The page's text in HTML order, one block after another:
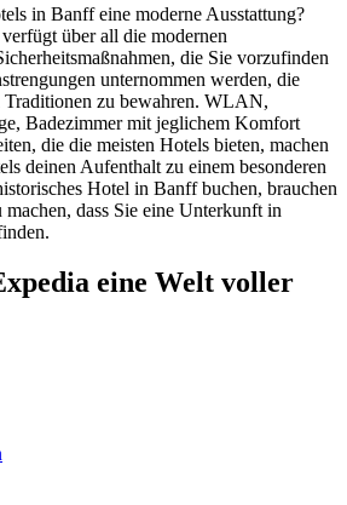
in Banff eine moderne Ausstattung?
über all die modernen
die Sie vorzufinden
unternommen werden, die
Traditionen zu bewahren. WLAN,
Badezimmer mit jeglichem Komfort
die die meisten Hotels bieten, machen
deinen Aufenthalt zu einem besonderen
Hotel in Banff buchen, brauchen
machen, dass Sie eine Unterkunft in
eine Welt voller